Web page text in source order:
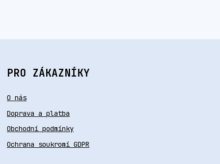
PRO ZÁKAZNÍKY
O nás
Doprava a platba
Obchodní podmínky
Ochrana soukromí GDPR